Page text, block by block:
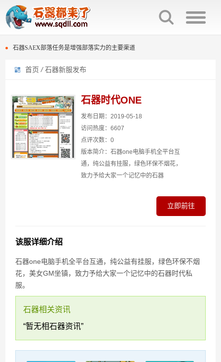
石器时代种族互克机制介绍
石器SAEX部落任务是增强部落实力的主要渠道
百战石器宠物交易回炉次数保留。
石器时代复刻版多套配点“灵活变通”
石器时代光环宠物排名效果
石器时代300分换普金图腾还是熬金神？
石器时代种族互克机制介绍
百战石器宠物交易回炉次数保留。
石器时代庄园族战击杀榜规则与奖励
石器时代复刻版多套配点“灵活变通”
石器时代光环宠物排名效果
首页 / 石器新服发布
石器时代ONE
发布日期：2019-05-18
访问热度：6607
点评次数：0
版本简介：石器one电脑手机全平台互
通，纯公益有挂服，绿色环保不烟花，
致力予给大家一个记忆中的石器
立即前往
该服详细介绍
石器one电脑手机全平台互通，纯公益有挂服，绿色环保不烟
花，美女GM坐镇，致力予给大家一个记忆中的石器时代私
服。
石器相关资讯
“暂无相石器资讯”